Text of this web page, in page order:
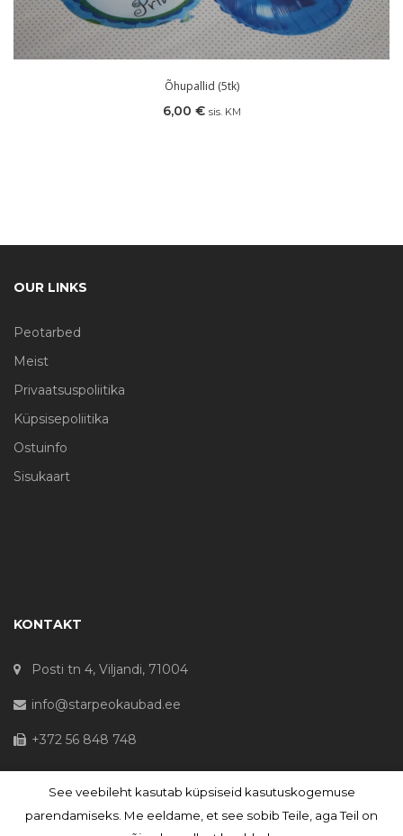
Õhupallid (5tk)
6,00 € sis. KM
OUR LINKS
Peotarbed
Meist
Privaatsuspoliitika
Küpsisepoliitika
Ostuinfo
Sisukaart
KONTAKT
Posti tn 4, Viljandi, 71004
info@starpeokaubad.ee
+372 56 848 748
© Haljaste OÜ 2020 - Registrikood 10645867
See veebileht kasutab küpsiseid kasutuskogemuse
parendamiseks. Me eeldame, et see sobib Teile, aga Teil on